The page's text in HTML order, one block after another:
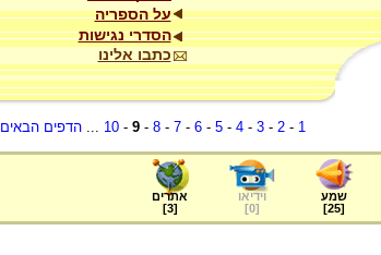
על הספריה
הסדרי נגישות
כתבו אלינו
1
-
2
-
3
-
4
-
5
-
6
-
7
-
8
-
9
-
10
...הדפים הבאים
שמע
[
25
]
וידיאו
[
0
]
אתרים
[
3
]